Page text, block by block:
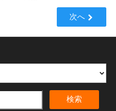
次へ
検索